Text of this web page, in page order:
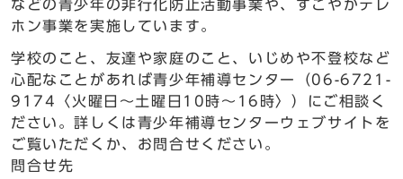
などの青少年の非行化防止活動事業や、すこやかテレ
ホン事業を実施しています。
学校のこと、友達や家庭のこと、いじめや不登校など
心配なことがあれば青少年補導センター（06-6721-
9174〈火曜日～土曜日10時～16時〉）にご相談く
ださい。詳しくは青少年補導センターウェブサイトを
ご覧いただくか、お問合せください。
問合せ先